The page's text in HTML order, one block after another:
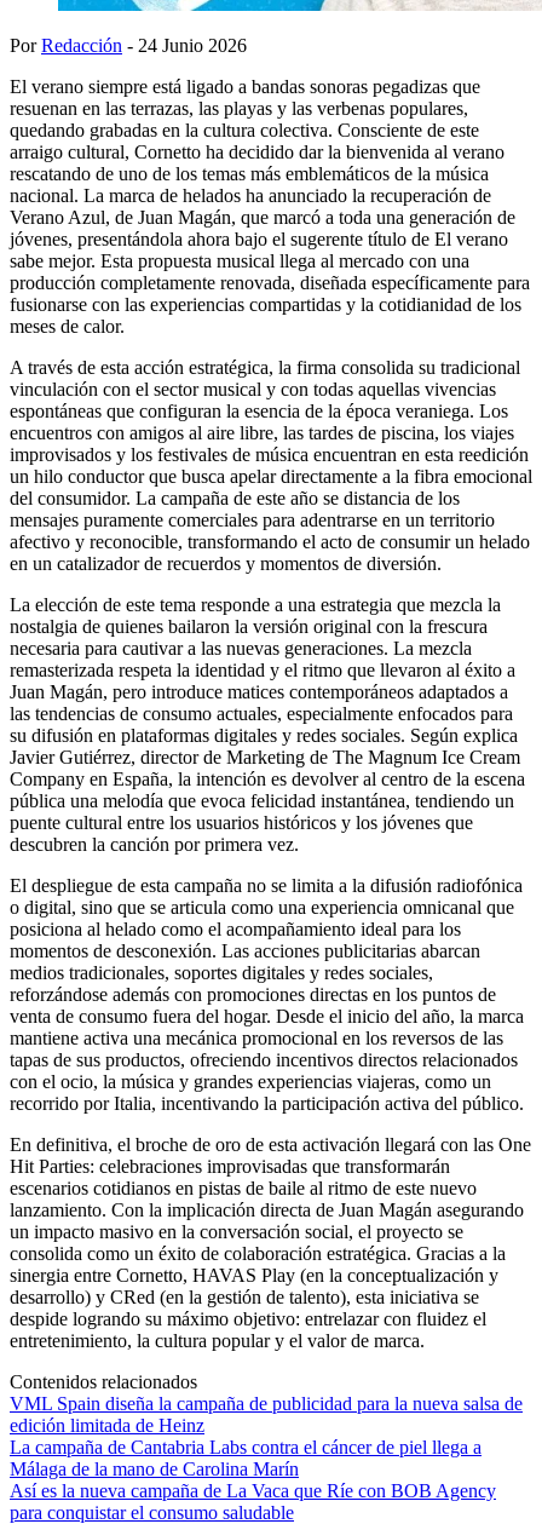
PorRedacción - 24 Junio 2026
El verano siempre está ligado a bandas sonoras pegadizas que
resuenan en las terrazas, las playas y las verbenas populares,
quedando grabadas en la cultura colectiva. Consciente de este
arraigo cultural, Cornetto ha decidido dar la bienvenida al verano
rescatando de uno de los temas más emblemáticos de la música
nacional. La marca de helados ha anunciado la recuperación de
Verano Azul, de Juan Magán, que marcó a toda una generación de
jóvenes, presentándola ahora bajo el sugerente título de El verano
sabe mejor. Esta propuesta musical llega al mercado con una
producción completamente renovada, diseñada específicamente para
fusionarse con las experiencias compartidas y la cotidianidad de los
meses de calor.
A través de esta acción estratégica, la firma consolida su tradicional
vinculación con el sector musical y con todas aquellas vivencias
espontáneas que configuran la esencia de la época veraniega. Los
encuentros con amigos al aire libre, las tardes de piscina, los viajes
improvisados y los festivales de música encuentran en esta reedición
un hilo conductor que busca apelar directamente a la fibra emocional
del consumidor. La campaña de este año se distancia de los
mensajes puramente comerciales para adentrarse en un territorio
afectivo y reconocible, transformando el acto de consumir un helado
en un catalizador de recuerdos y momentos de diversión.
La elección de este tema responde a una estrategia que mezcla la
nostalgia de quienes bailaron la versión original con la frescura
necesaria para cautivar a las nuevas generaciones. La mezcla
remasterizada respeta la identidad y el ritmo que llevaron al éxito a
Juan Magán, pero introduce matices contemporáneos adaptados a
las tendencias de consumo actuales, especialmente enfocados para
su difusión en plataformas digitales y redes sociales. Según explica
Javier Gutiérrez, director de Marketing de The Magnum Ice Cream
Company en España, la intención es devolver al centro de la escena
pública una melodía que evoca felicidad instantánea, tendiendo un
puente cultural entre los usuarios históricos y los jóvenes que
descubren la canción por primera vez.
El despliegue de esta campaña no se limita a la difusión radiofónica
o digital, sino que se articula como una experiencia omnicanal que
posiciona al helado como el acompañamiento ideal para los
momentos de desconexión. Las acciones publicitarias abarcan
medios tradicionales, soportes digitales y redes sociales,
reforzándose además con promociones directas en los puntos de
venta de consumo fuera del hogar. Desde el inicio del año, la marca
mantiene activa una mecánica promocional en los reversos de las
tapas de sus productos, ofreciendo incentivos directos relacionados
con el ocio, la música y grandes experiencias viajeras, como un
recorrido por Italia, incentivando la participación activa del público.
En definitiva, el broche de oro de esta activación llegará con las One
Hit Parties: celebraciones improvisadas que transformarán
escenarios cotidianos en pistas de baile al ritmo de este nuevo
lanzamiento. Con la implicación directa de Juan Magán asegurando
un impacto masivo en la conversación social, el proyecto se
consolida como un éxito de colaboración estratégica. Gracias a la
sinergia entre Cornetto, HAVAS Play (en la conceptualización y
desarrollo) y CRed (en la gestión de talento), esta iniciativa se
despide logrando su máximo objetivo: entrelazar con fluidez el
entretenimiento, la cultura popular y el valor de marca.
Contenidos relacionados
VML Spain diseña la campaña de publicidad para la nueva salsa de
edición limitada de Heinz
La campaña de Cantabria Labs contra el cáncer de piel llega a
Málaga de la mano de Carolina Marín
Así es la nueva campaña de La Vaca que Ríe con BOB Agency
para conquistar el consumo saludable